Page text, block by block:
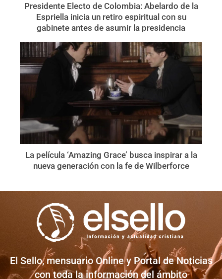
Presidente Electo de Colombia: Abelardo de la
Espriella inicia un retiro espiritual con su
gabinete antes de asumir la presidencia
La película ‘Amazing Grace’ busca inspirar a la
nueva generación con la fe de Wilberforce
El Sello, mensuario Online y Portal de Noticias
con toda la información del ámbito